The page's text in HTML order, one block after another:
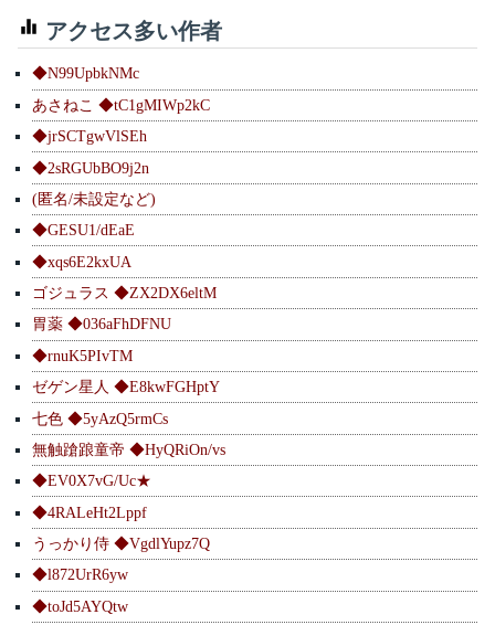
アクセス多い作者
◆N99UpbkNMc
あさねこ ◆tC1gMIWp2kC
◆jrSCTgwVlSEh
◆2sRGUbBO9j2n
(匿名/未設定など)
◆GESU1/dEaE
◆xqs6E2kxUA
ゴジュラス ◆ZX2DX6eltM
胃薬 ◆036aFhDFNU
◆rnuK5PIvTM
ゼゲン星人 ◆E8kwFGHptY
七色 ◆5yAzQ5rmCs
無触蹌踉童帝 ◆HyQRiOn/vs
◆EV0X7vG/Uc★
◆4RALeHt2Lppf
うっかり侍 ◆VgdlYupz7Q
◆l872UrR6yw
◆toJd5AYQtw